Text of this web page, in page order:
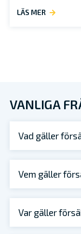
LÄS MER
VANLIGA
Vad gäller
Vem gäller
Var gäller